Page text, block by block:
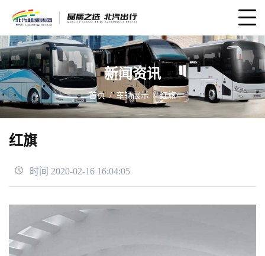
新闻资讯
首页 车辆展示 红旗
红旗
时间 2020-02-16 16:04:05